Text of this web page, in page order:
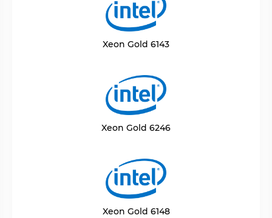
Xeon Gold 6143
Xeon Gold 6246
Xeon Gold 6148